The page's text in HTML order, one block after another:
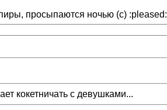
просыпаются ночью (с) :pleased:
кокетничать с девушками...